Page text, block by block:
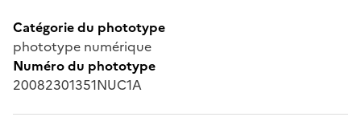
Catégorie du phototype
phototype numérique
Numéro du phototype
20082301351NUC1A